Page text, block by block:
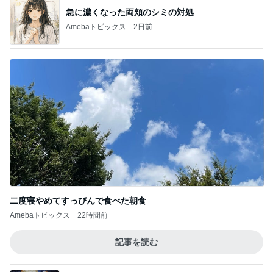
急に濃くなった両頬のシミの対処
Amebaトピックス 2日前
二度寝やめてすっぴんで食べた朝食
Amebaトピックス 22時間前
記事を読む